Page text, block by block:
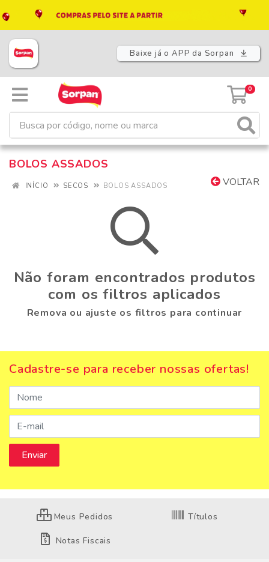
Baixe já o APP da Sorpan
0
BOLOS ASSADOS
VOLTAR
INÍCIO SECOS BOLOS ASSADOS
Não foram encontrados produtos
com os filtros aplicados
Remova ou ajuste os filtros para continuar
Cadastre-se para receber nossas ofertas!
Meus Pedidos Títulos
Notas Fiscais